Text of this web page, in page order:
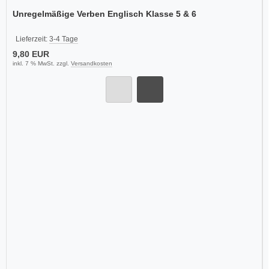
Unregelmäßige Verben Englisch Klasse 5 & 6
Lieferzeit: 3-4 Tage
9,80 EUR
inkl. 7 % MwSt. zzgl. Versandkosten